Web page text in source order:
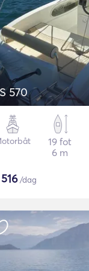
570
19 fot
6 m
516/dag